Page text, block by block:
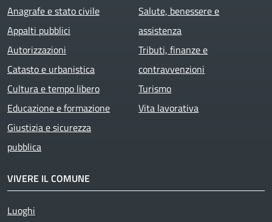
Anagrafe e stato civile
Appalti pubblici
Autorizzazioni
Catasto e urbanistica
Cultura e tempo libero
Educazione e formazione
Giustizia e sicurezza
pubblica
Salute, benessere e
assistenza
Tributi, finanze e
contravvenzioni
Turismo
Vita lavorativa
VIVERE IL COMUNE
Luoghi